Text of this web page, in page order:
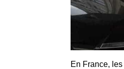
En France,